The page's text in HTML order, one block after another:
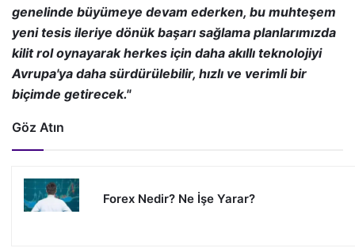
genelinde büyümeye devam ederken, bu muhteşem
yeni tesis ileriye dönük başarı sağlama planlarımızda
kilit rol oynayarak herkes için daha akıllı teknolojiyi
Avrupa'ya daha sürdürülebilir, hızlı ve verimli bir
biçimde getirecek."
Göz Atın
Forex Nedir? Ne İşe Yarar?